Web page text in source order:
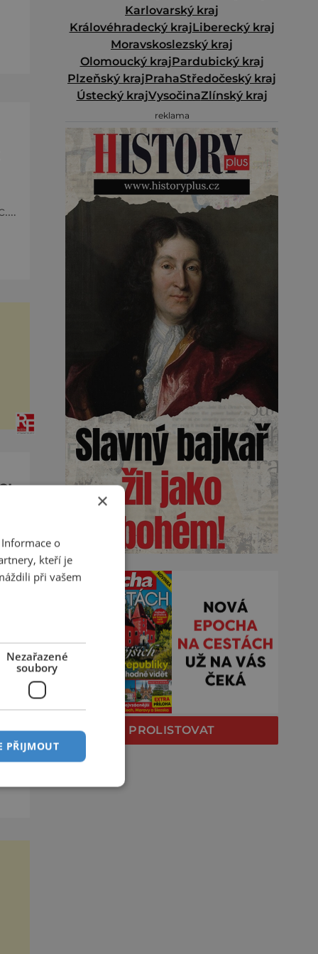
Karlovarský kraj
Královéhradecký krajLiberecký kraj
Moravskoslezský kraj
Olomoucký krajPardubický kraj
Plzeňský krajPrahaStředočeský kraj
Ústecký krajVysočinaZlínský kraj
reklama
PROLISTOVAT
×
o
kteří je
při vašem
Nezařazené
soubory
PŘIJMOUT